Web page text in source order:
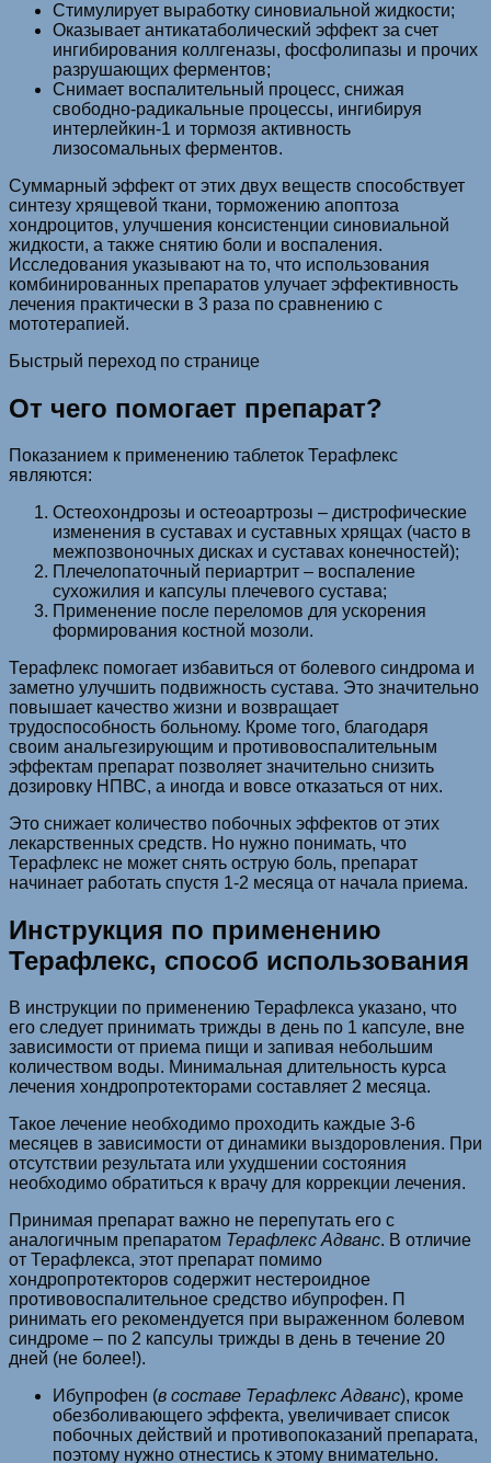
Стимулирует выработку синовиальной жидкости;
Оказывает антикатаболический эффект за счет
ингибирования коллгеназы, фосфолипазы и прочих
разрушающих ферментов;
Снимает воспалительный процесс, снижая
свободно-радикальные процессы, ингибируя
интерлейкин-1 и тормозя активность
лизосомальных ферментов.
Суммарный эффект от этих двух веществ способствует
синтезу хрящевой ткани, торможению апоптоза
хондроцитов, улучшения консистенции синовиальной
жидкости, а также снятию боли и воспаления.
Исследования указывают на то, что использования
комбинированных препаратов улучает эффективность
лечения практически в 3 раза по сравнению с
мототерапией.
Быстрый переход по странице
От чего помогает препарат?
Показанием к применению таблеток Терафлекс
являются:
Остеохондрозы и остеоартрозы – дистрофические
изменения в суставах и суставных хрящах (часто в
межпозвоночных дисках и суставах конечностей);
Плечелопаточный периартрит – воспаление
сухожилия и капсулы плечевого сустава;
Применение после переломов для ускорения
формирования костной мозоли.
Терафлекс помогает избавиться от болевого синдрома и
заметно улучшить подвижность сустава. Это значительно
повышает качество жизни и возвращает
трудоспособность больному. Кроме того, благодаря
своим анальгезирующим и противовоспалительным
эффектам препарат позволяет значительно снизить
дозировку НПВС, а иногда и вовсе отказаться от них.
Это снижает количество побочных эффектов от этих
лекарственных средств. Но нужно понимать, что
Терафлекс не может снять острую боль, препарат
начинает работать спустя 1-2 месяца от начала приема.
Инструкция по применению
Терафлекс, способ использования
В инструкции по применению Терафлекса указано, что
его следует принимать трижды в день по 1 капсуле, вне
зависимости от приема пищи и запивая небольшим
количеством воды. Минимальная длительность курса
лечения хондропротекторами составляет 2 месяца.
Такое лечение необходимо проходить каждые 3-6
месяцев в зависимости от динамики выздоровления. При
отсутствии результата или ухудшении состояния
необходимо обратиться к врачу для коррекции лечения.
Принимая препарат важно не перепутать его с
аналогичным препаратом Терафлекс Адванс. В отличие
от Терафлекса, этот препарат помимо
хондропротекторов содержит нестероидное
противовоспалительное средство ибупрофен. П
ринимать его рекомендуется при выраженном болевом
синдроме – по 2 капсулы трижды в день в течение 20
дней (не более!).
Ибупрофен (в составе Терафлекс Адванс), кроме
обезболивающего эффекта, увеличивает список
побочных действий и противопоказаний препарата,
поэтому нужно отнестись к этому внимательно.